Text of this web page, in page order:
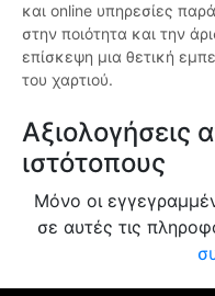
και online υπηρεσίες
στην ποιότητα και την
επίσκεψη μια θετική
του χαρτιού.
Αξιολογήσεις
ιστότοπους
Μόνο οι
σε αυτές τις